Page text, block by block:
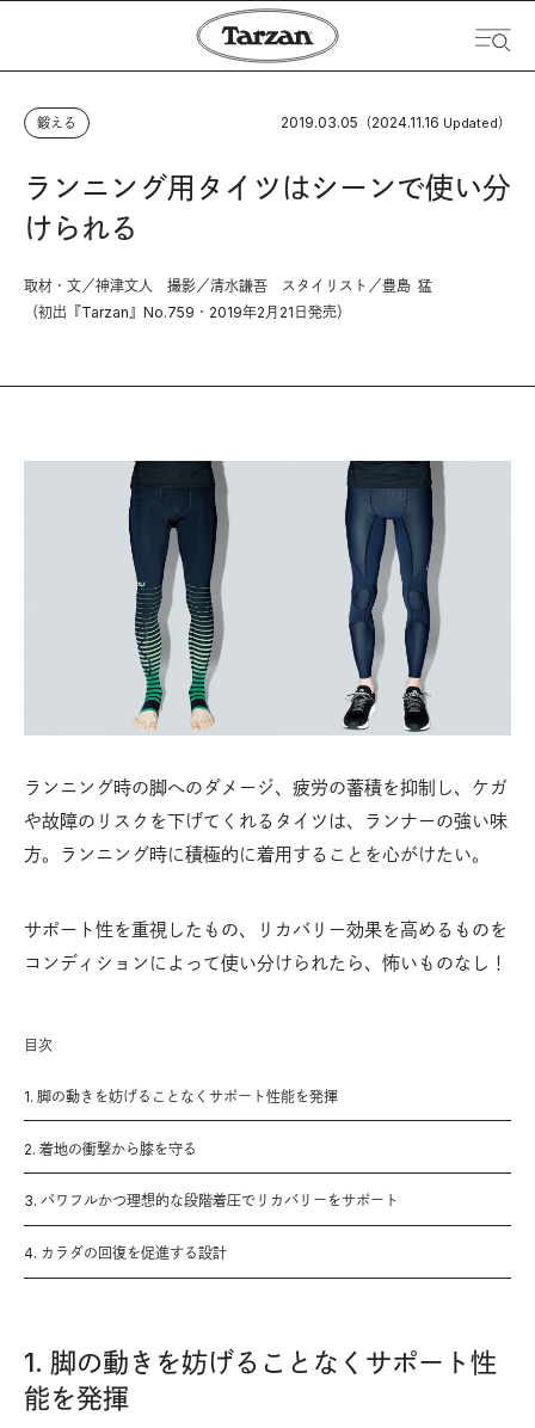
鍛える 2019.03.05 （2024.11.16 Updated）
ランニング用タイツはシーンで使い分
けられる
取材・文／神津文人 撮影／清水謙吾 スタイリスト／豊島 猛
（初出『Tarzan』No.759・2019年2月21日発売）
ランニング時の脚へのダメージ、疲労の蓄積を抑制し、ケガ
や故障のリスクを下げてくれるタイツは、ランナーの強い味
方。ランニング時に積極的に着用することを心がけたい。
サポート性を重視したもの、リカバリー効果を高めるものを
コンディションによって使い分けられたら、怖いものなし！
目次
1. 脚の動きを妨げることなくサポート性能を発揮
2. 着地の衝撃から膝を守る
3. パワフルかつ理想的な段階着圧でリカバリーをサポート
4. カラダの回復を促進する設計
1. 脚の動きを妨げることなくサポート性
能を発揮